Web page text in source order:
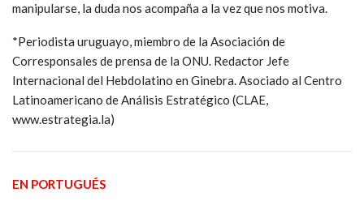
manipularse, la duda nos acompaña a la vez que nos motiva.
*Periodista uruguayo, miembro de la Asociación de
Corresponsales de prensa de la ONU. Redactor Jefe
Internacional del Hebdolatino en Ginebra. Asociado al Centro
Latinoamericano de Análisis Estratégico (CLAE,
www.estrategia.la)
EN PORTUGUÉS